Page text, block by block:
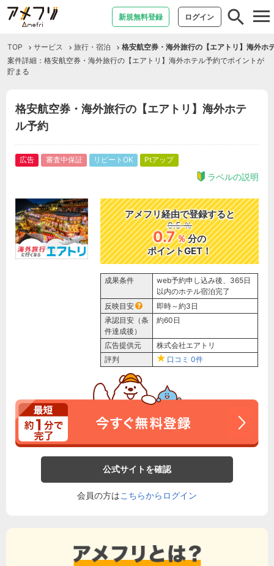
新規無料登録 ログイン
TOP サービス 旅行・宿泊
格安航空券・海外旅行の【エアトリ】海外ホ
案件詳細：格安航空券・海外旅行の【エアトリ】海外ホテル予約でポイントが
貯まる
格安航空券・海外旅行の【エアトリ】海外ホテ
ル予約
広告 審査中保証 リピートOK Ptアップ
ラベルの説明
アメフリ経由で登録すると
0.5 ％
0.7％分の
ポイントGET！
成果条件
web予約申し込み後、365日
以内のホテル宿泊完了
反映目安
即時～約3日
承認目安（条
件達成後）
約60日
広告提供元
株式会社エアトリ
評判
口コミ 0件
公式サイトを確認
会員の方はこちらからログイン